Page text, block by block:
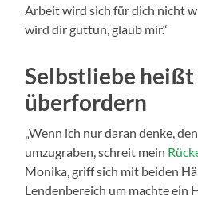
Arbeit wird sich für dich nicht
wird dir guttun, glaub mir.“
Selbstliebe heißt
überfordern
„Wenn ich nur daran denke,
umzugraben, schreit mein
Monika, griff sich mit beiden
Lendenbereich um machte ein